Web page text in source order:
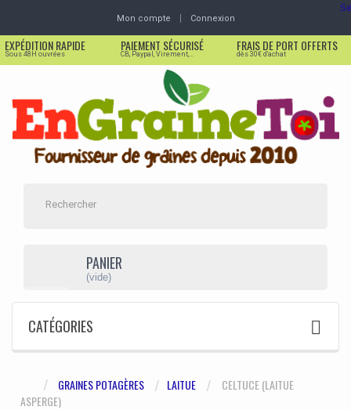
Mon compte Connexion
EXPÉDITION RAPIDE
Sous 48H ouvrées
PAIEMENT SÉCURISÉ
CB, Paypal, Virement,...
FRAIS DE PORT OFFERTS
dès 30€ d'achat
PANIER
(vide)
CATÉGORIES
GRAINES POTAGÈRES LAITUE
CELTUCE (LAITUE
ASPERGE)